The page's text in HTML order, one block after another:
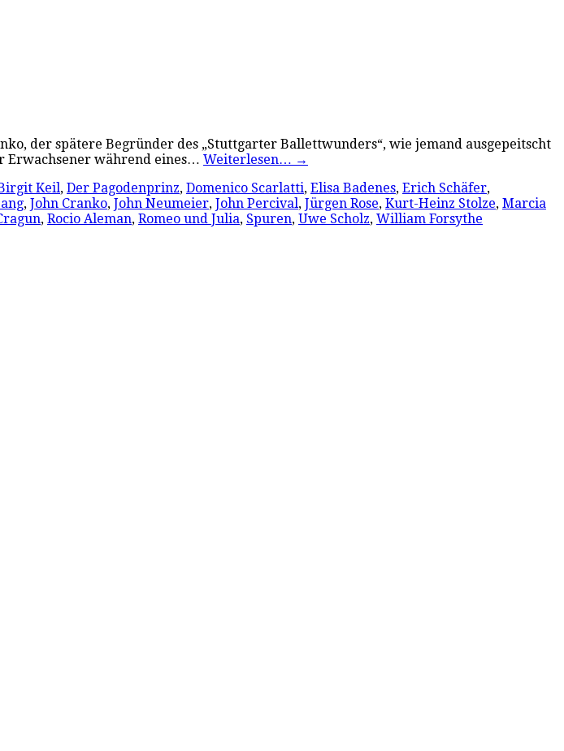
der spätere Begründer des „Stuttgarter Ballettwunders“, wie jemand ausgepeitscht
Erwachsener während eines… Weiterlesen… →
Keil, Der Pagodenprinz, Domenico Scarlatti, Elisa Badenes, Erich Schäfer,
, John Cranko, John Neumeier, John Percival, Jürgen Rose, Kurt-Heinz Stolze, Marcia
, Rocio Aleman, Romeo und Julia, Spuren, Uwe Scholz, William Forsythe